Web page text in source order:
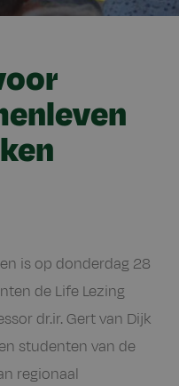
is op donderdag 28
de Life Lezing
dr.ir. Gert van Dijk
studenten van de
regionaal